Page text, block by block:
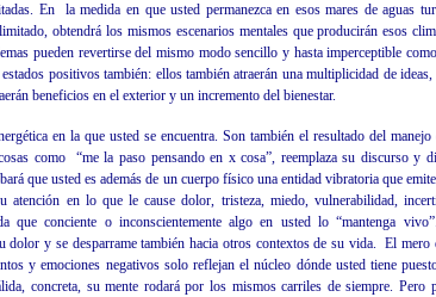
En
la medida en que usted permanezca en esos mares de aguas
obtendrá los mismos escenarios mentales que producirán esos
pueden revertirse del mismo modo sencillo y hasta imperceptible
positivos también: ellos también atraerán una multiplicidad de
beneficios en el exterior y un incremento del bienestar.
en la que usted se encuentra. Son también el resultado del
como
“me la paso pensando en x cosa”, reemplaza su discurso y
que usted es además de un cuerpo físico una entidad vibratoria que
en lo que le cause dolor, tristeza, miedo, vulnerabilidad,
que conciente o inconscientemente algo en usted lo “mantenga
dolor y se desparrame también hacia otros contextos de su vida.
El mero
y emociones negativos solo reflejan el núcleo dónde usted tiene
concreta, su mente rodará por los mismos carriles de siempre. Pero